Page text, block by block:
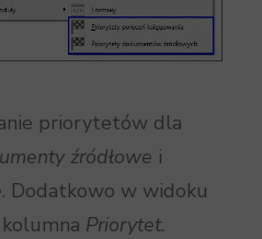
priorytetów dla
źródłowe i
. Dodatkowo w widoku
Priorytet.